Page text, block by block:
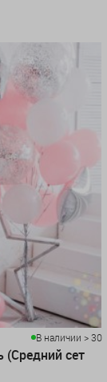
В наличии > 30
(Средний сет